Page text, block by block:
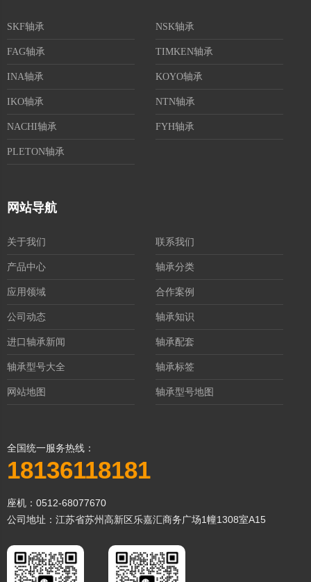
SKF轴承 NSK轴承
FAG轴承 TIMKEN轴承
INA轴承 KOYO轴承
IKO轴承 NTN轴承
NACHI轴承 FYH轴承
PLETON轴承
网站导航
关于我们 联系我们
产品中心 轴承分类
应用领域 合作案例
公司动态 轴承知识
进口轴承新闻 轴承配套
轴承型号大全 轴承标签
网站地图 轴承型号地图
全国统一服务热线：
18136118181
座机：0512-68077670
公司地址：江苏省苏州高新区乐嘉汇商务广场1幢1308室A15